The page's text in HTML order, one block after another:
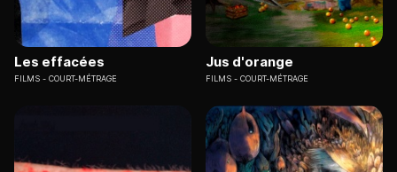
Les effacées
FILMS COURT-MÉTRAGE
Jus d'orange
FILMS COURT-MÉTRAGE